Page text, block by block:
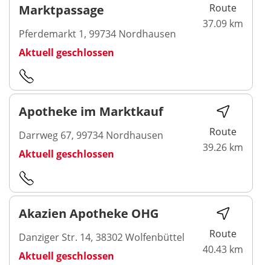
Marktpassage
Pferdemarkt 1, 99734 Nordhausen
Aktuell geschlossen
Route
37.09 km
Apotheke im Marktkauf
Darrweg 67, 99734 Nordhausen
Aktuell geschlossen
Route
39.26 km
Akazien Apotheke OHG
Danziger Str. 14, 38302 Wolfenbüttel
Aktuell geschlossen
Route
40.43 km